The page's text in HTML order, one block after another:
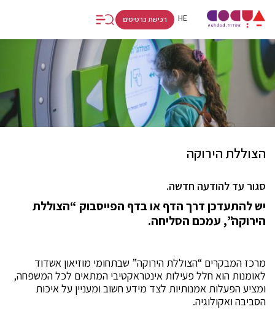
HE
RU
רכישת כרטיסים
הצוללת הירוקה
סגור עד להודעה חדשה.
יש להתעדכן דרך הדף או בדף הפייסבוק “הצוללת
הירוקה”, עמכם הסליחה.
מרכז המבקרים “הצוללת הירוקה” שבתחומי מוזיאון אשדוד
לאומנות הוא חלל פעילות אינטראקטיבי המתאים לכל המשפחה,
ומציע הפעלות אמנותיות לצד מידע חשוב ומעניין על איכות
הסביבה ואקולוגיה.